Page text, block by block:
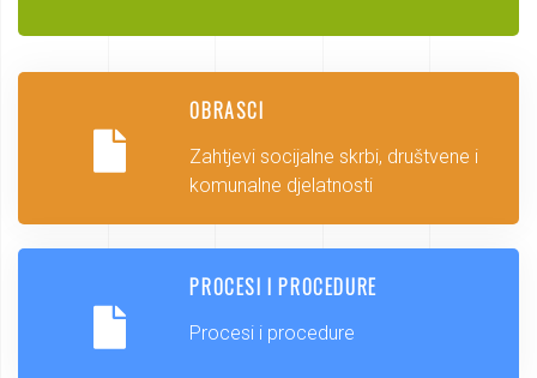
OBRASCI
Zahtjevi socijalne skrbi, društvene i
komunalne djelatnosti
PROCESI I PROCEDURE
Procesi i procedure